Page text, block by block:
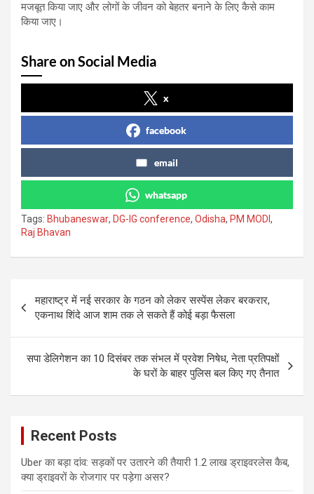
मजबूत किया जाए और लोगों के जीवन को बेहतर बनाने के लिए कैसे काम
किया जाए।
Share on Social Media
x
facebook
email
whatsapp
Tags: Bhubaneswar, DG-IG conference, Odisha, PM MODI ,
Raj Bhavan
navigation
महाराष्ट्र में नई सरकार के गठन को लेकर सस्पेंस लेकर बरकरार,
एकनाथ शिंदे आज शाम तक ले सकते हैं कोई बड़ा फैसला
सपा डेलिगेशन का 10 दिसंबर तक संभल में प्रवेश निषेध, नेता प्रतिपक्षों
के घरों के बाहर पुलिस बल किए गए तैनात
Recent Posts
Uber का बड़ा दांव: सड़कों पर उतारने की तैयारी 1.2 लाख ड्राइवरलेस कैब,
क्या ड्राइवरों के रोजगार पर पड़ेगा असर?